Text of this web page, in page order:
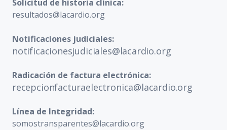
Solicitud de historia clínica:
resultados@lacardio.org
Notificaciones judiciales:
notificacionesjudiciales@lacardio.org
Radicación de factura electrónica:
recepcionfacturaelectronica@lacardio.org
Línea de Integridad:
somostransparentes@lacardio.org